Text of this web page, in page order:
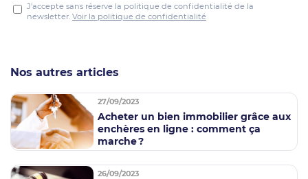
J'accepte sans réserve la politique de confidentialité de la
newsletter. Voir la politique de confidentialité
Nos autres articles
27/09/2023
Acheter un bien immobilier grâce aux
enchères en ligne : comment ça
marche ?
26/09/2023